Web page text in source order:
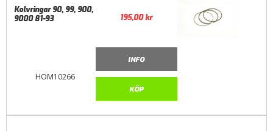
HOM10266
Kolvringar 90, 99, 900,
9000 81-93
195,00kr
INFO
KÖP